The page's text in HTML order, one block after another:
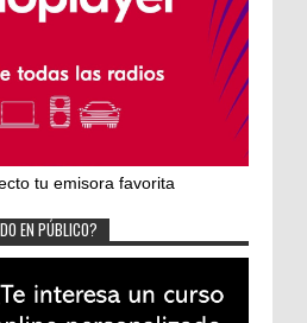
tu emisora favorita
EN PÚBLICO?